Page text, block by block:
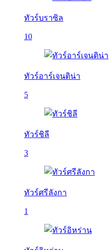
ทัวร์บราซิล
10
ทัวร์อาร์เจนติน่า
5
ทัวร์ชิลี
3
ทัวร์ศรีลังกา
1